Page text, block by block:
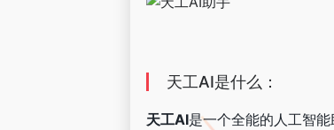
天工AI是什么：
天工AI是一个全能的人工智